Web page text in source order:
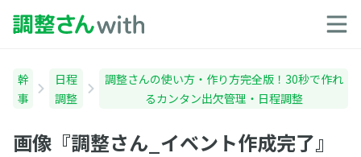
幹
事
日程
調整
調整さんの使い方・作り方完全版！30秒で作れ
るカンタン出欠管理・日程調整
画像『調整さん_イベント作成完了』